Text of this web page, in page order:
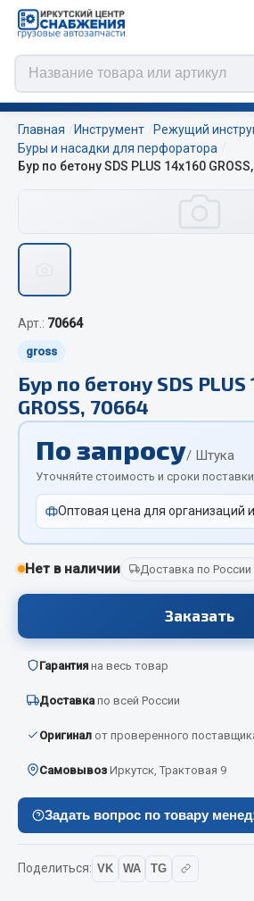
Цепи противоскольжения
ЦЕПИ РОССИЯ
Изготовление цепей на колеса BOHU
Весь раздел
Отопители салона,
Автономные воздушные отопители
Жидкостные подогреватели
Отопители салона
Подогреватели тосола
Весь раздел
Автозвук
Аптечки и знаки автомобильные
Брызговики
Вымпела
Главная Инструмент
Режущий
Буры и насадки для перфоратора
Бур по бетону SDS PLUS 14х160
Арт.: 70664
gross
Бур по бетону SDS PLUS
GROSS, 70664
По запросу/ Штука
Уточняйте стоимость и сроки
Оптовая цена для организаций
Нет в наличии Доставка по России
Заказать
Гарантия на весь товар
Доставка по всей России
Оригинал от проверенного
Самовывоз Иркутск, Трактовая 9
Задать вопрос по товару
Поделиться: VK WA TG